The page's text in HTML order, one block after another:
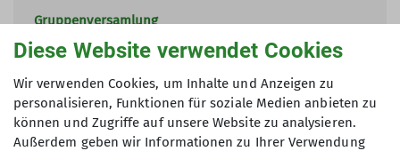
Gruppenversamlung
10.02.2027
Langmann
Details
Diese Website verwendet Cookies
Wir verwenden Cookies, um Inhalte und Anzeigen zu
personalisieren, Funktionen für soziale Medien anbieten zu
können und Zugriffe auf unsere Website zu analysieren.
Außerdem geben wir Informationen zu Ihrer Verwendung